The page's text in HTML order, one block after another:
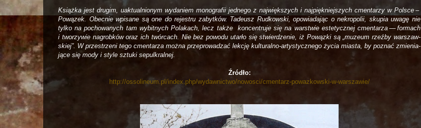
Książka jest dru­gim, uak­tu­al­nio­nym wyda­niem mono­gra­fii jed­nego z naj­więk­szych i naj­pięk­niej­szych cmen­ta­rzy w Pol­sce –
Pową­zek. Obec­nie wpi­sane są one do reje­stru zabyt­ków. Tade­usz Rud­kow­ski, opo­wia­da­jąc o nekro­po­lii, sku­pia uwagę nie
tylko na pocho­wa­nych tam wybit­nych Pola­kach, lecz także kon­cen­truje się na war­stwie este­tycz­nej cmen­ta­rza — for­mach
i two­rzy­wie nagrob­ków oraz ich twór­cach. Nie bez powodu utarło się stwier­dze­nie, iż Powązki są „muzeum rzeźby war­szaw­
skiej”. W prze­strzeni tego cmen­ta­rza można prze­pro­wa­dzać lek­cję kulturalno-artystycznego życia mia­sta, by poznać zmie­nia­
jące się mody i style sztuki sepulkralnej.
Źródło:
http://ossolineum.pl/index.php/wydawnictwo/nowosci/cmentarz-powazkowski-w-warszawie/